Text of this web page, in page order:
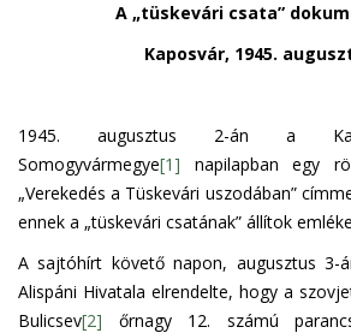
A „tüskevári csata”
Kaposvár, 1945.
1945. augusztus 2-án a
Somogyvármegye[1] napilapban egy
„Verekedés a Tüskevári uszodában”
ennek a „tüskevári csatának” állítok
A sajtóhírt követő napon, augusztus 3-
Alispáni Hivatala elrendelte, hogy a
Bulicsev[2] őrnagy 12. számú